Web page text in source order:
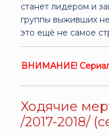
станет лидером и
группы выживших
это ещё не самое
ВНИМАНИЕ! Сериал
Ходячие
/2017-2018/